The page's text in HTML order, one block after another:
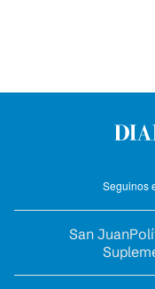
Seguinos
San Juan